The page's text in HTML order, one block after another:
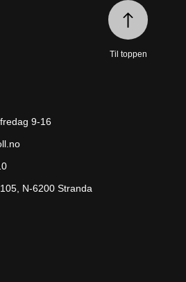
9-16
N-6200 Stranda
Til toppen